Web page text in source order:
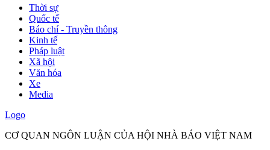
Thời sự
Quốc tế
Báo chí - Truyền thông
Kinh tế
Pháp luật
Xã hội
Văn hóa
Xe
Media
Logo
CƠ QUAN NGÔN LUẬN CỦA HỘI NHÀ BÁO VIỆT NAM